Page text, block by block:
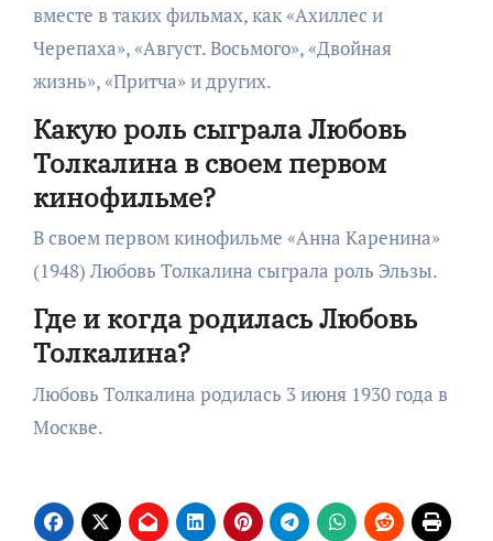
вместе в таких фильмах, как «Ахиллес и
Черепаха», «Август. Восьмого», «Двойная
жизнь», «Притча» и других.
Какую роль сыграла Любовь
Толкалина в своем первом
кинофильме?
В своем первом кинофильме «Анна Каренина»
(1948) Любовь Толкалина сыграла роль Эльзы.
Где и когда родилась Любовь
Толкалина?
Любовь Толкалина родилась 3 июня 1930 года в
Москве.